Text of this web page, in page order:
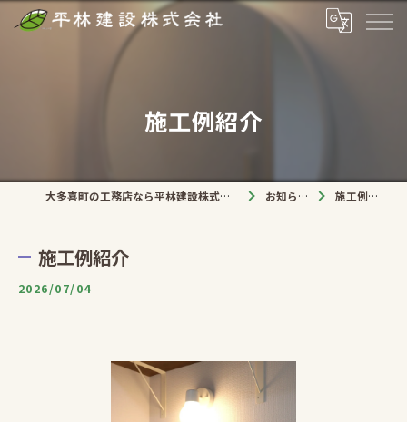
施工例紹介
大多喜町の工務店なら平林建設株式会社 お知らせ 施工例紹介
施工例紹介
2026/07/04